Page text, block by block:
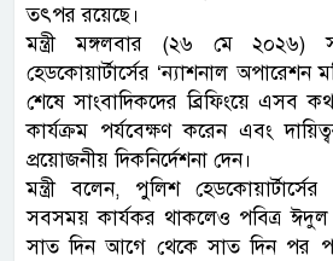
তৎপর রয়েছে।
মন্ত্রী মঙ্গলবার (২৬ মে ২০২৬)
হেডকোয়ার্টার্সের ‘ন্যাশনাল অপারেশন
শেষে সাংবাদিকদের ব্রিফিংয়ে এসব
কার্যক্রম পর্যবেক্ষণ করেন এবং
প্রয়োজনীয় দিকনির্দেশনা দেন।
মন্ত্রী বলেন, পুলিশ হেডকোয়ার্টার্সের
সবসময় কার্যকর থাকলেও পবিত্র
সাত দিন আগে থেকে সাত দিন পর